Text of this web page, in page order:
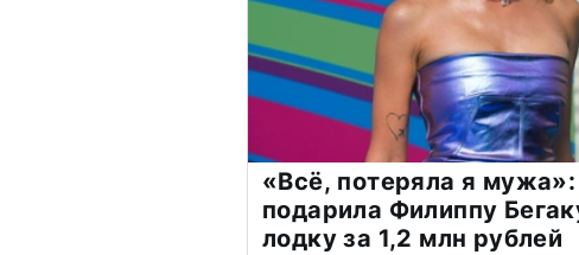
«Всё, потеряла я
подарила Филиппу
лодку за 1,2 млн рублей